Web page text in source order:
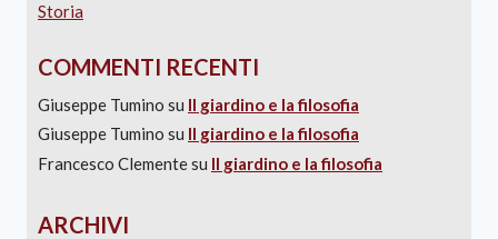
Storia
COMMENTI RECENTI
Giuseppe Tumino su Il giardino e la filosofia
Giuseppe Tumino su Il giardino e la filosofia
Francesco Clementesu Il giardino e la filosofia
ARCHIVI